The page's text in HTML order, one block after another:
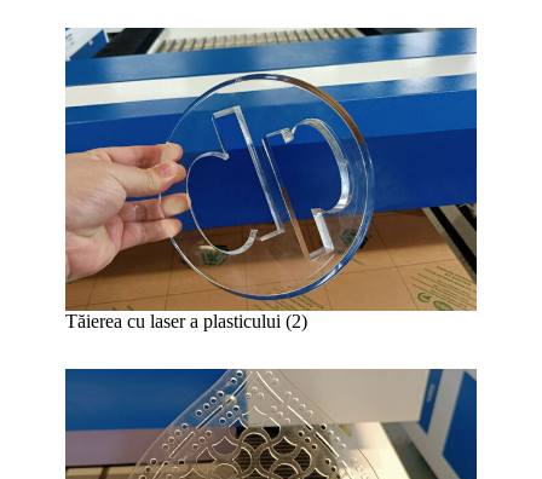
Tăierea cu laser a plasticului (2)